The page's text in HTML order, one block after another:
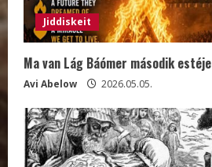
Jiddiskeit
Ma van Lág Báómer második estéje
Avi Abelow 2026.05.05.